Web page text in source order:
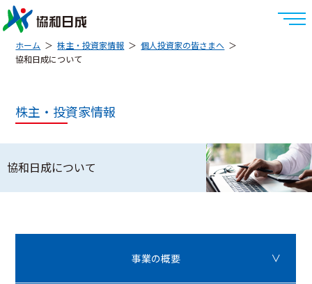
ホーム 株主・投資家情報
個人投資家の皆さまへ
協和日成について
株主・投資家情報
協和日成について
事業の概要